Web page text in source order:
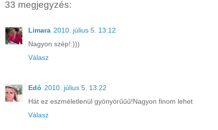
33 megjegyzés:
Limara 2010. július 5. 13:12
Nagyon szép!:)))
Válasz
Edó 2010. július 5. 13:22
Hát ez eszméletlenül gyönyörűűű!Nagyon finom lehet
Válasz